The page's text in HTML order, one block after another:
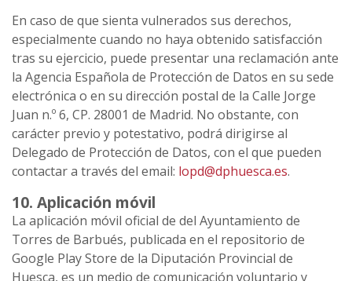
En caso de que sienta vulnerados sus derechos,
especialmente cuando no haya obtenido satisfacción
tras su ejercicio, puede presentar una reclamación ante
la Agencia Española de Protección de Datos en su sede
electrónica o en su dirección postal de la Calle Jorge
Juan n.º 6, CP. 28001 de Madrid. No obstante, con
carácter previo y potestativo, podrá dirigirse al
Delegado de Protección de Datos, con el que pueden
contactar a través del email: lopd@dphuesca.es.
10. Aplicación móvil
La aplicación móvil oficial de del Ayuntamiento de
Torres de Barbués, publicada en el repositorio de
Google Play Store de la Diputación Provincial de
Huesca, es un medio de comunicación voluntario y